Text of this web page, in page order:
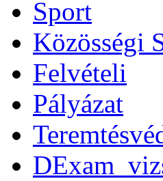
Sport
Közösségi
Felvételi
Pályázat